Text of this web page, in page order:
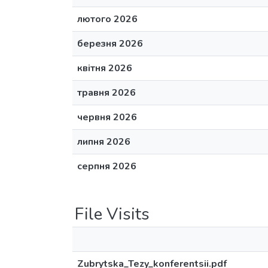
лютого 2026
березня 2026
квітня 2026
травня 2026
червня 2026
липня 2026
серпня 2026
File Visits
Zubrytska_Tezy_konferentsii.pdf